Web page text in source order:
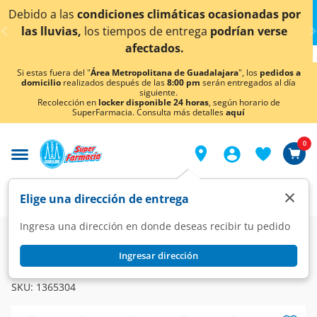
< div class="carousel-inner">
ocasionadas por
podrían verse
¡Ahora también en
conocer
Si estas fuera del "Área Metropolitana de Guadalajara", los pedidos a
domicilio realizados después de las8:00 pm serán entregados al día
siguiente.
Recolección en locker disponible 24 horas, según horario de
SuperFarmacia. Consulta más detallesaquí
Elige una dirección de entrega
Ingresa una dirección en donde deseas recibir tu pedido
Ingresar dirección
×
0
Farmacia Medicina Óseo Antiartríticos
Indaflex 2.5% Crema, 60 gr.
SKU: 1365304